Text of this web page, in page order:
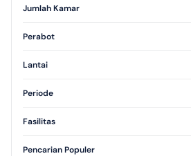
Jumlah Kamar
2 Kamar Tidur
Perabot
Furnished
Lantai
1 Lantai
Periode
Tahunan
Fasilitas
AC
Pencarian Populer